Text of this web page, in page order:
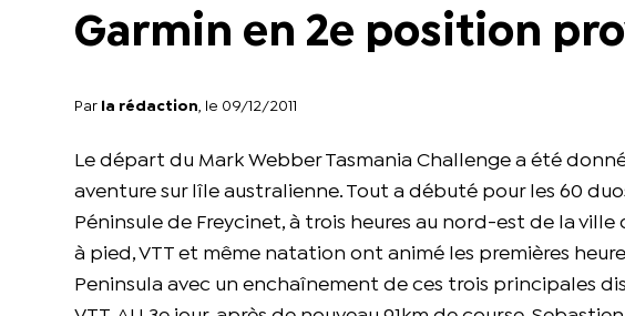
Garmin en 2e position
Par la rédaction , le 09/12/2011
Le départ du Mark Webber Tasmania Challenge a été
aventure sur lîle australienne. Tout a débuté pour les 60
Péninsule de Freycinet, à trois heures au nord-est de la
à pied, VTT et même natation ont animé les premières
Peninsula avec un enchaînement de ces trois principales